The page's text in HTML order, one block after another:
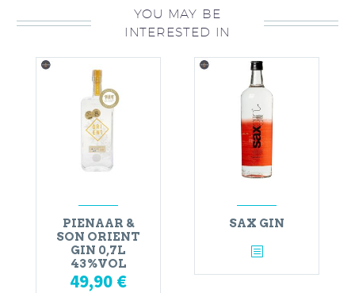
YOU MAY BE
INTERESTED IN
PIENAAR &
SON ORIENT
GIN 0,7L
43%VOL
49,90 €
SAX GIN